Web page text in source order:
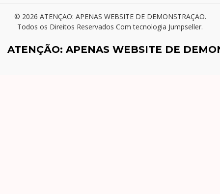
© 2026 ATENÇÃO: APENAS WEBSITE DE DEMONSTRAÇÃO.
Todos os Direitos Reservados Com tecnologia Jumpseller.
ATENÇÃO: APENAS WEBSITE DE